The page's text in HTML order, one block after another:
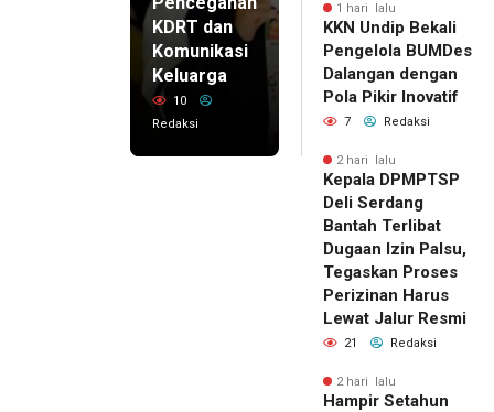
KDRT dan
Komunikasi
Keluarga
10
Redaksi
1 hari lalu
KKN Undip Bekali
Pengelola BUMDes
Dalangan dengan
Pola Pikir Inovatif
7 Redaksi
2 hari lalu
Kepala DPMPTSP
Deli Serdang
Bantah Terlibat
Dugaan Izin Palsu,
Tegaskan Proses
Perizinan Harus
Lewat Jalur Resmi
21 Redaksi
2 hari lalu
Hampir Setahun